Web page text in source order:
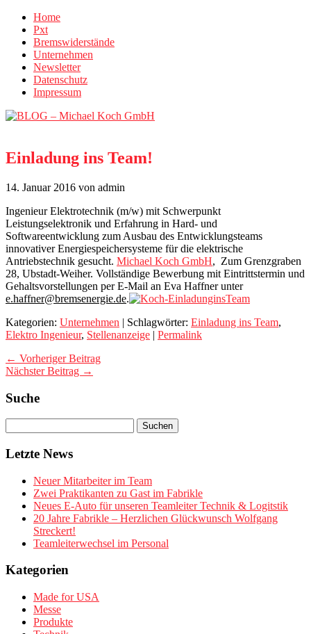
Home
Pxt
Bremswiderstände
Unternehmen
Newsletter
Datenschutz
Impressum
Einladung ins Team!
14. Januar 2016 von admin
Ingenieur Elektrotechnik (m/w) mit Schwerpunkt
Leistungselektronik und Erfahrung in Hard- und
Softwareentwicklung zum Ausbau des Entwicklungsteams
innovativer Energiespeichersysteme für die elektrische
Antriebstechnik gesucht. Michael Koch GmbH, Zum Grenzgraben
28, Ubstadt-Weiher. Vollständige Bewerbung mit Eintrittstermin und
Gehaltsvorstellungen per E-Mail an Eva Haffner unter
e.haffner@bremsenergie.de.
Kategorien: Unternehmen | Schlagwörter: Einladung ins Team,
Elektro Ingenieur, Stellenanzeige | Permalink
← Vorheriger Beitrag
Nächster Beitrag →
Suche
Letzte News
Neuer Mitarbeiter im Team
Zwei Praktikanten zu Gast im Fabrikle
Neues E-Auto für unseren Teamleiter Technik & Logitstik
20 Jahre Fabrikle – Herzlichen Glückwunsch Wolfgang
Streckert!
Teamleiterwechsel im Personal
Kategorien
Made for USA
Messe
Produkte